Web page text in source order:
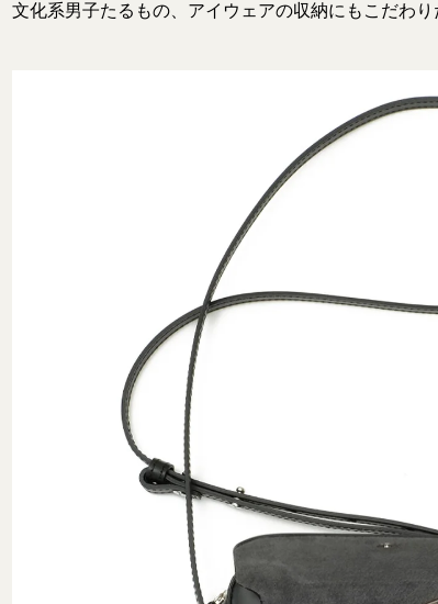
文化系男子たるもの、アイウェアの収納にもこだわり